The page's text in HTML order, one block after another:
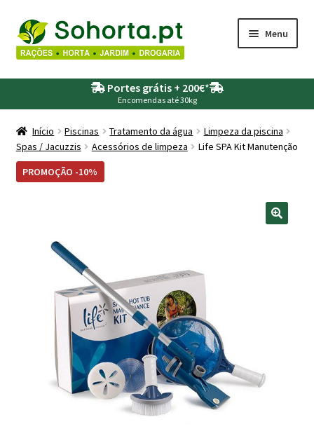
Ir
para
a
navegação
Saltar
para
o
conteúdo
Menu
Agricultura
Drogaria
Piscinas
Rega
Portes grátis + 200€*
Encomendas até 30kg
Início Piscinas Tratamento da água
Limpeza da piscina
Spas / Jacuzzis
Acessórios de limpeza
Life SPA Kit Manutenção
PROMOÇÃO -10%